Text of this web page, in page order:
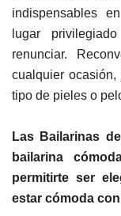
indispensables
lugar
renunciar.
cualquier ocasión,
tipo de pieles o
Las Bailarinas
bailarina
permitirte ser
estar cómoda